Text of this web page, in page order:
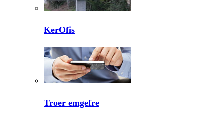
KerOfis
Troer emgefre